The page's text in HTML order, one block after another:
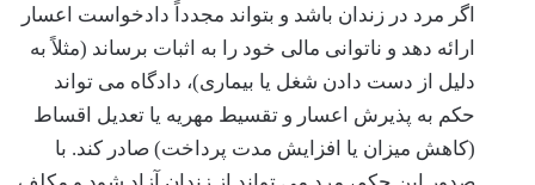
اگر مرد در زندان باشد و بتواند مجدداً دادخواست اعسار
ارائه دهد و ناتوانی مالی خود را به اثبات برساند (مثلاً به
دلیل از دست دادن شغل یا بیماری)، دادگاه می تواند
حکم به پذیرش اعسار و تقسیط مهریه یا تعدیل اقساط
(کاهش میزان یا افزایش مدت پرداخت) صادر کند. با